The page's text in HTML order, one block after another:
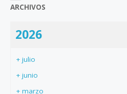
ARCHIVOS
2026
+ julio
+ junio
+ marzo